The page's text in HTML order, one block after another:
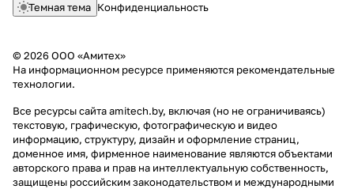
Темная тема Конфиденциальность
© 2026 ООО «Амитех»
На информационном ресурсе применяются рекомендательные
технологии.
Все ресурсы сайта amitech.by, включая (но не ограничиваясь)
текстовую, графическую, фотографическую и видео
информацию, структуру, дизайн и оформление страниц,
доменное имя, фирменное наименование являются объектами
авторского права и прав на интеллектуальную собственность,
защищены российским законодательством и международными